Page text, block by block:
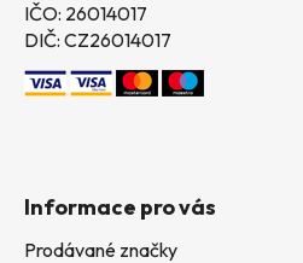
IČO: 26014017
DIČ: CZ26014017
Informace pro vás
Prodávané značky